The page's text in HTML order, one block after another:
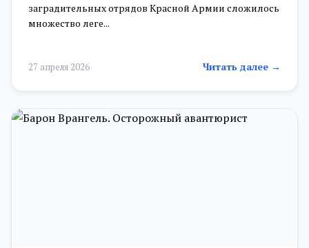
заградительных отрядов Красной Армии сложилось
множество леге...
27 апреля 2026 Читать далее →